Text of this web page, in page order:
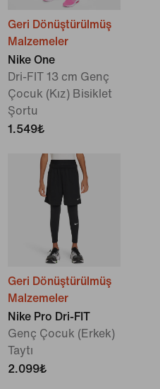
Geri Dönüştürülmüş
Malzemeler
Nike One
Dri-FIT 13 cm Genç
Çocuk (Kız) Bisiklet
Şortu
1.549₺
Geri Dönüştürülmüş
Malzemeler
Nike Pro Dri-FIT
Genç Çocuk (Erkek)
Taytı
2.099₺